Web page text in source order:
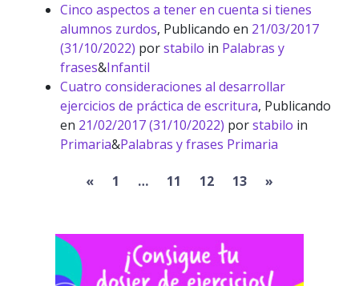
Cinco aspectos a tener en cuenta si tienes
alumnos zurdos, Publicando en 21/03/2017
(31/10/2022) porstabilo in Palabras y
frases&Infantil
Cuatro consideraciones al desarrollar
ejercicios de práctica de escritura, Publicando
en 21/02/2017(31/10/2022) porstabilo in
Primaria&Palabras y frases Primaria
«Previous
1 … 11 12 13 »